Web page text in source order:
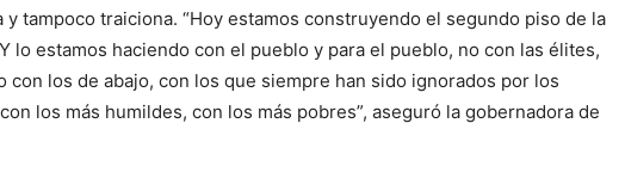
tampoco traiciona. “Hoy estamos construyendo el segundo piso de la
lo estamos haciendo con el pueblo y para el pueblo, no con las élites,
con los de abajo, con los que siempre han sido ignorados por los
los más humildes, con los más pobres”, aseguró la gobernadora de